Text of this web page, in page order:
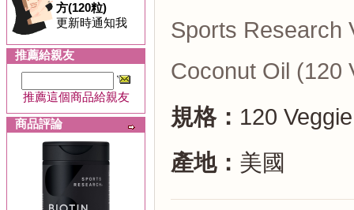
方(120粒)
更新時通知我
推薦給親友
推薦這個商品給親友
商品評論
Sports Research
Coconut Oil (120
規格： 120
產地： 美國